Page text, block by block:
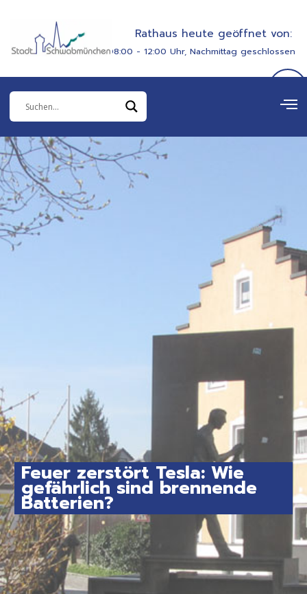
springen
Rathaus heute geöffnet von:
08:00 - 12:00 Uhr, Nachmittag geschlossen
Feuer zerstört Tesla: Wie
gefährlich sind brennende
Batterien?